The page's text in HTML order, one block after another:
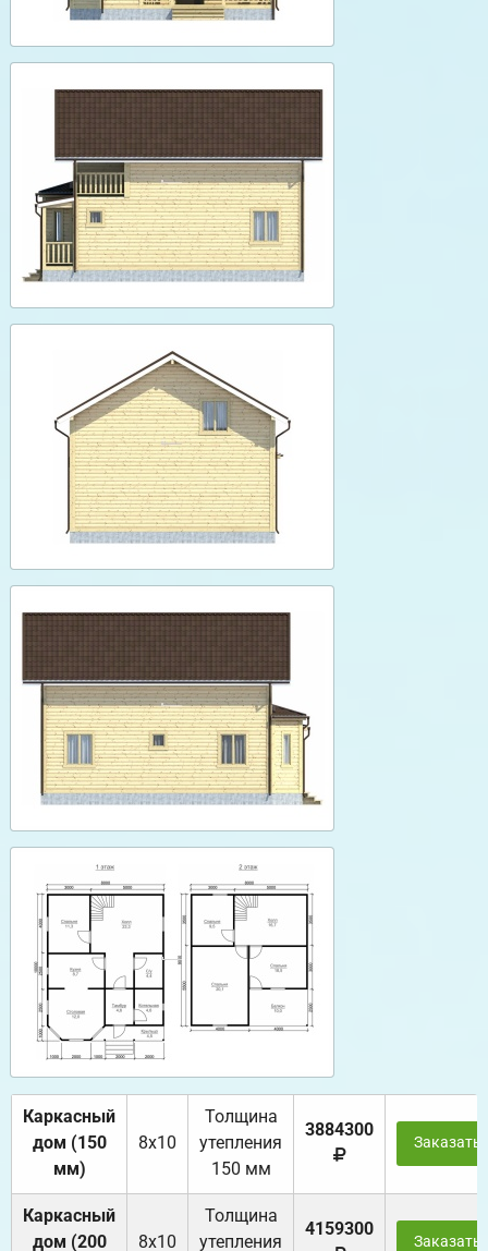
Каркасный
дом (150
мм)
8х10
Толщина
утепления
150 мм
3884300
Заказать
Каркасный
дом (200
8х10
Толщина
утепления
4159300
Заказать